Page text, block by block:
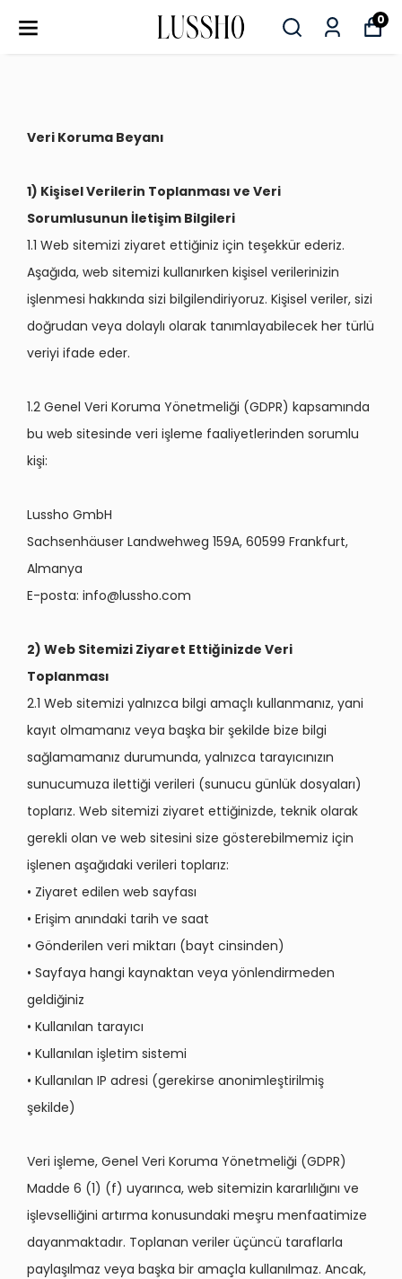
0
Veri Koruma Beyanı
1) Kişisel Verilerin Toplanması ve Veri
Sorumlusunun İletişim Bilgileri
1.1 Web sitemizi ziyaret ettiğiniz için teşekkür ederiz.
Aşağıda, web sitemizi kullanırken kişisel verilerinizin
işlenmesi hakkında sizi bilgilendiriyoruz. Kişisel veriler, sizi
doğrudan veya dolaylı olarak tanımlayabilecek her türlü
veriyi ifade eder.
1.2 Genel Veri Koruma Yönetmeliği (GDPR) kapsamında
bu web sitesinde veri işleme faaliyetlerinden sorumlu
kişi:
Lussho GmbH
Sachsenhäuser Landwehweg 159A, 60599 Frankfurt,
Almanya
E-posta: info@lussho.com
2) Web Sitemizi Ziyaret Ettiğinizde Veri
Toplanması
2.1 Web sitemizi yalnızca bilgi amaçlı kullanmanız, yani
kayıt olmamanız veya başka bir şekilde bize bilgi
sağlamamanız durumunda, yalnızca tarayıcınızın
sunucumuza ilettiği verileri (sunucu günlük dosyaları)
toplarız. Web sitemizi ziyaret ettiğinizde, teknik olarak
gerekli olan ve web sitesini size gösterebilmemiz için
işlenen aşağıdaki verileri toplarız:
• Ziyaret edilen web sayfası
• Erişim anındaki tarih ve saat
• Gönderilen veri miktarı (bayt cinsinden)
• Sayfaya hangi kaynaktan veya yönlendirmeden
geldiğiniz
• Kullanılan tarayıcı
• Kullanılan işletim sistemi
• Kullanılan IP adresi (gerekirse anonimleştirilmiş
şekilde)
Veri işleme, Genel Veri Koruma Yönetmeliği (GDPR)
Madde 6 (1) (f) uyarınca, web sitemizin kararlılığını ve
işlevselliğini artırma konusundaki meşru menfaatimize
dayanmaktadır. Toplanan veriler üçüncü taraflarla
paylaşılmaz veya başka bir amaçla kullanılmaz. Ancak,